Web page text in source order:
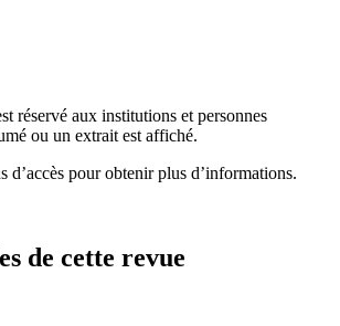
réservé aux institutions et personnes
ou un extrait est affiché.
d’accès pour obtenir plus d’informations.
de cette revue